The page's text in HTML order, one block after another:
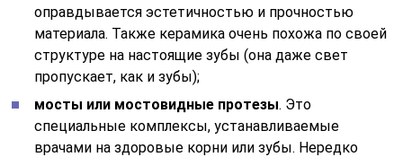
оправдывается эстетичностью и прочностью
материала. Также керамика очень похожа по своей
структуре на настоящие зубы (она даже свет
пропускает, как и зубы);
мосты или мостовидные протезы. Это
специальные комплексы, устанавливаемые
врачами на здоровые корни или зубы. Нередко